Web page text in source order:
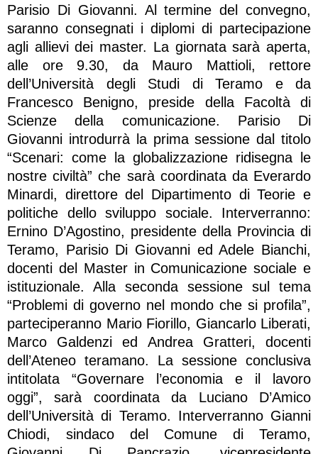
Parisio Di Giovanni. Al termine del convegno,
saranno consegnati i diplomi di partecipazione
agli allievi dei master. La giornata sarà aperta,
alle ore 9.30, da Mauro Mattioli, rettore
dell’Università degli Studi di Teramo e da
Francesco Benigno, preside della Facoltà di
Scienze della comunicazione. Parisio Di
Giovanni introdurrà la prima sessione dal titolo
“Scenari: come la globalizzazione ridisegna le
nostre civiltà” che sarà coordinata da Everardo
Minardi, direttore del Dipartimento di Teorie e
politiche dello sviluppo sociale. Interverranno:
Ernino D’Agostino, presidente della Provincia di
Teramo, Parisio Di Giovanni ed Adele Bianchi,
docenti del Master in Comunicazione sociale e
istituzionale. Alla seconda sessione sul tema
“Problemi di governo nel mondo che si profila”,
parteciperanno Mario Fiorillo, Giancarlo Liberati,
Marco Galdenzi ed Andrea Gratteri, docenti
dell’Ateneo teramano. La sessione conclusiva
intitolata “Governare l’economia e il lavoro
oggi”, sarà coordinata da Luciano D’Amico
dell’Università di Teramo. Interverranno Gianni
Chiodi, sindaco del Comune di Teramo,